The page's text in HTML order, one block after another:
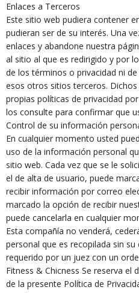
Enlaces a Terceros
Este sitio web pudiera contener
pudieran ser de su interés. Una
enlaces y abandone nuestra
al sitio al que es redirigido y por
de los términos o privacidad ni
esos otros sitios terceros.
propias políticas de privacidad
los consulte para confirmar que
Control de su información
En cualquier momento usted
uso de la información personal
sitio web. Cada vez que se le
el de alta de usuario, puede
recibir información por correo
marcado la opción de recibir
puede cancelarla en cualquier
Esta compañía no venderá,
personal que es recopilada sin
requerido por un juez con un
Fitness & Chicness Se reserva
de la presente Política de